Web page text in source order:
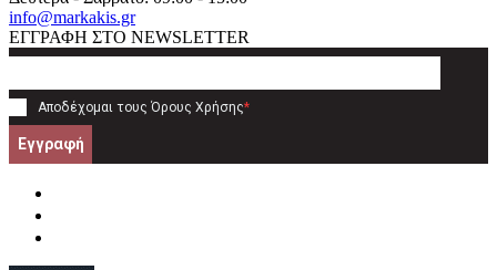
info@markakis.gr
ΕΓΓΡΑΦΗ ΣΤΟ NEWSLETTER
Αποδέχομαι τους Όρους Χρήσης*
Εγγραφή